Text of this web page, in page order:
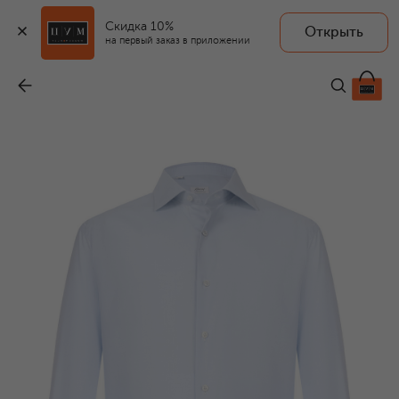
Скидка 10%
на первый заказ в приложении
Открыть
75 400 ₽